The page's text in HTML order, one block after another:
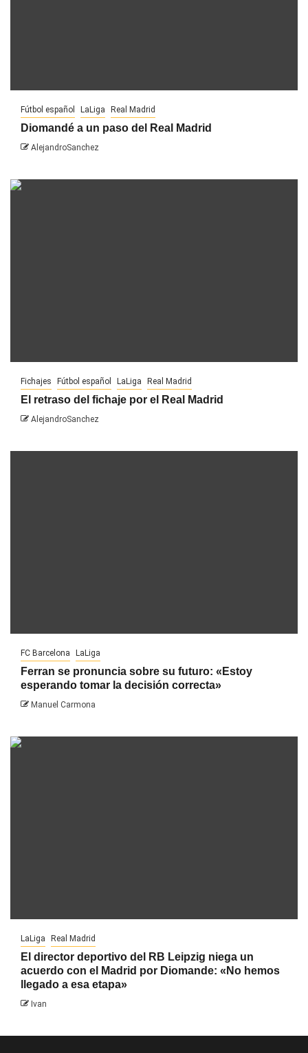
Fútbol español LaLiga Real Madrid
Diomandé a un paso del Real Madrid
AlejandroSanchez
Fichajes Fútbol español LaLiga Real Madrid
El retraso del fichaje por el Real Madrid
AlejandroSanchez
FC Barcelona LaLiga
Ferran se pronuncia sobre su futuro: «Estoy
esperando tomar la decisión correcta»
Manuel Carmona
LaLiga Real Madrid
El director deportivo del RB Leipzig niega un
acuerdo con el Madrid por Diomande: «No hemos
llegado a esa etapa»
Ivan